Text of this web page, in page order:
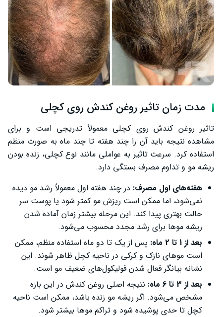
مدت زمان تاثیر روغن کندش روی کچلی
تاثیر روغن کندش روی کچلی معمولاً تدریجی است و برای
مشاهده نتیجه باید آن را چند هفته تا چند ماه به صورت منظم
استفاده کرد. سرعت تاثیر به عواملی مانند نوع کچلی، زنده بودن
ریشه مو و تداوم مصرف بستگی دارد.
هفته‌های اول مصرف: در چند هفته اول معمولاً رشد مو دیده
نمی‌شود، اما ممکن است ریزش مو کمتر شود یا پوست سر
حالت بهتری پیدا کند. این مرحله بیشتر زمان آماده شدن
ریشه موها برای رشد مجدد محسوب می‌شود.
بعد از 1 تا 2 ماه:
پس از یک تا دو ماه استفاده منظم، ممکن
است موهای نازک و کرکی در ناحیه کچل ظاهر شوند. این
نشانه بیانگر فعال شدن فولیکول‌های ضعیف مو است.
بعد از 3 تا 6 ماه:
نتیجه اصلی روغن کندش در این بازه
مشخص می‌شود. اگر ریشه مو زنده باشد، ممکن است ناحیه
کچل تا حدی پوشیده شود و تراکم موها بیشتر شود.